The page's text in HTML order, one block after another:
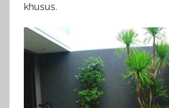
khusus.